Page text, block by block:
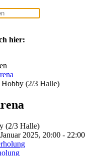
hier:
(2/3 Halle)
(2/3 Halle)
2025, 20:00 - 22:00